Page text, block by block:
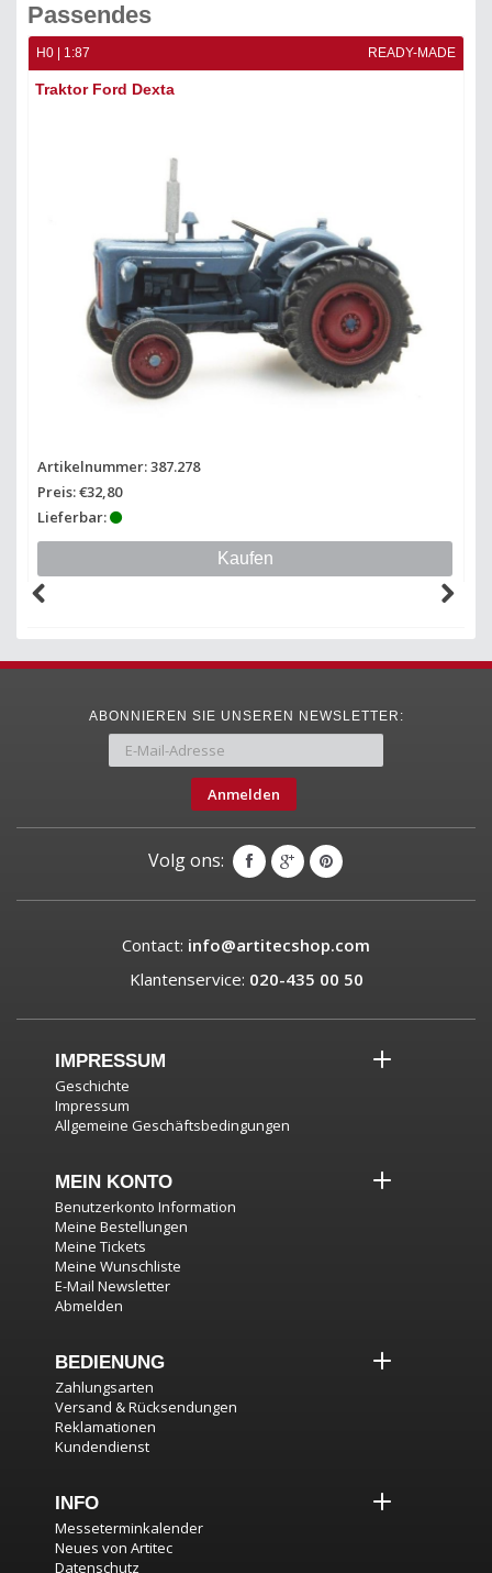
Passendes
H0 | 1:87 READY-MADE
Traktor Ford Dexta
Artikelnummer: 387.278
Preis: €32,80
Lieferbar:
Kaufen
ABONNIEREN SIE UNSEREN NEWSLETTER:
Anmelden
Volg ons:
Contact: info@artitecshop.com
Klantenservice: 020-435 00 50
IMPRESSUM
Geschichte
Impressum
Allgemeine Geschäftsbedingungen
MEIN KONTO
Benutzerkonto Information
Meine Bestellungen
Meine Tickets
Meine Wunschliste
E-Mail Newsletter
Abmelden
BEDIENUNG
Zahlungsarten
Versand & Rücksendungen
Reklamationen
Kundendienst
INFO
Messeterminkalender
Neues von Artitec
Datenschutz